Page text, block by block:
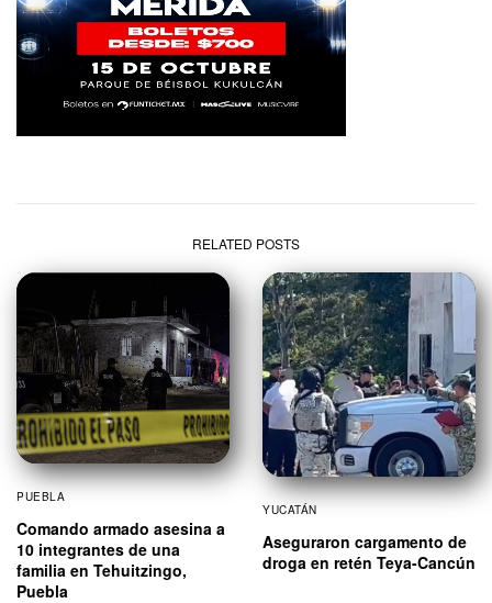
RELATED POSTS
PUEBLA
Comando armado asesina a
10 integrantes de una
familia en Tehuitzingo,
Puebla
YUCATÁN
Aseguraron cargamento de
droga en retén Teya-Cancún